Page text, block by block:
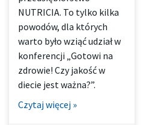
NUTRICIA. To tylko kilka
powodów, dla których
warto było wziąć udział w
konferencji „Gotowi na
zdrowie! Czy jakość w
diecie jest ważna?”.
Czytaj więcej »